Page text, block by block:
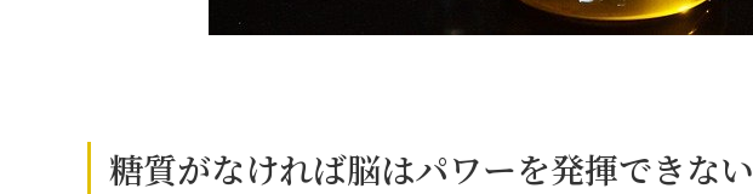
糖質がなければ脳はパワーを発揮できない